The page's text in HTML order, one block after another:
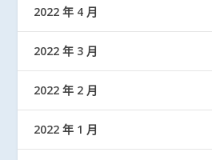
2022 年 4 月
2022 年 3 月
2022 年 2 月
2022 年 1 月